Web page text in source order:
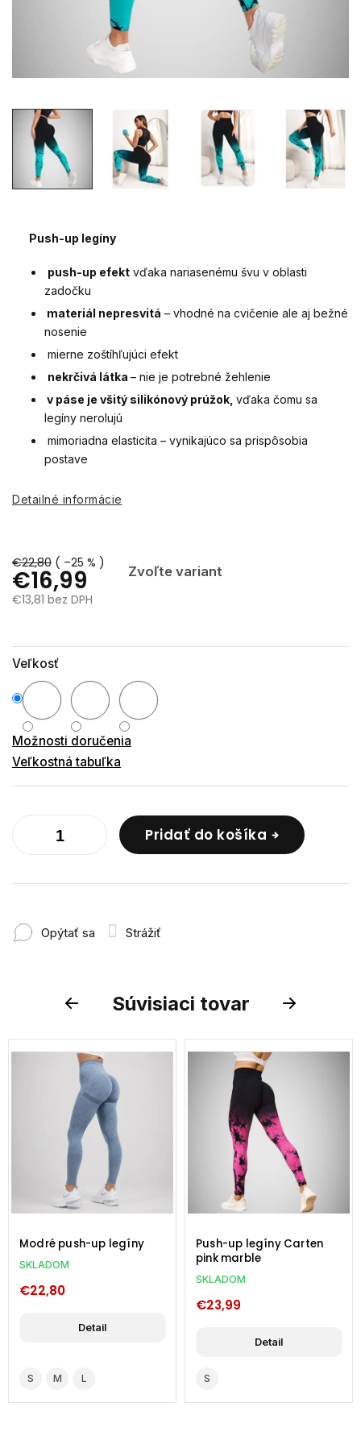
€22,80 ( –25 % )
€16,99
Zvoľte variant
€13,81 bez DPH
Veľkosť
Možnosti doručenia
Veľkostná tabuľka
Pridať do košíka
Push-up legíny
push-up efekt vďaka nariasenému švu v oblasti
zadočku
materiál nepresvitá – vhodné na cvičenie ale aj bežné
nosenie
mierne zoštíhľujúci efekt
nekrčivá látka – nie je potrebné žehlenie
v páse je všitý silikónový prúžok, vďaka čomu sa
legíny nerolujú
mimoriadna elasticita – vynikajúco sa prispôsobia
postave
Detailné informácie
Opýtať sa Strážiť
Súvisiaci tovar
Previous
Modré push-up legíny
SKLADOM
€22,80
Detail
S M L
Push-up legíny Carten
pink marble
SKLADOM
€23,99
Detail
S
Next